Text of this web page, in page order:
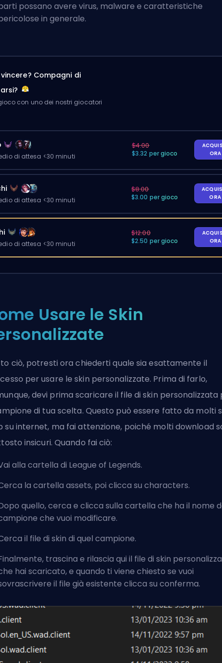
possano avere virus, malware e caratteristiche
in generale.
Compagni di
con uno dei nostri giocatori
di attesa <30 minuti
$4.00
$3.32 per gioco
ORA
di attesa <30 minuti
$8.00
$3.00 per gioco
ORA
di attesa <30 minuti
$12.00
$2.50 per gioco
ORA
Usare le Skin
ciò, potresti ora chiederti quale sia esattamente il
per usare le skin personalizzate. Prima di farlo,
devi prima scaricare il file di skin personalizzata
di tua scelta. Questo può essere fatto da molti
su internet, ma fai attenzione, poiché molti download
insicuri. Quando fai ciò:
alla cartella di League of Legends.
la cartella assets, poi clicca su characters.
quello, cerca e clicca sulla cartella che ha il nome
che vuoi modificare.
il file di skin di quel campione.
trascina e rilascia qui il file di skin
hai scaricato, e quando ti viene chiesto se vuoi
il file già esistente clicca su conferma.